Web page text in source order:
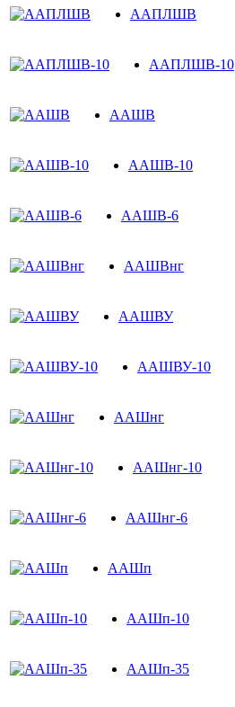
ААПЛШВ
ААПЛШВ-10
ААШВ
ААШВ-10
ААШВ-6
ААШВнг
ААШВУ
ААШВУ-10
ААШнг
ААШнг-10
ААШнг-6
ААШп
ААШп-10
ААШп-35